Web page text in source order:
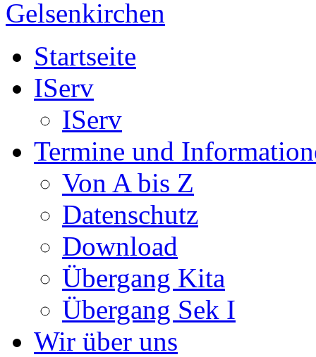
Startseite
IServ
IServ
Termine und
Von A bis Z
Datenschutz
Download
Übergang Kita
Übergang Sek I
Wir über uns